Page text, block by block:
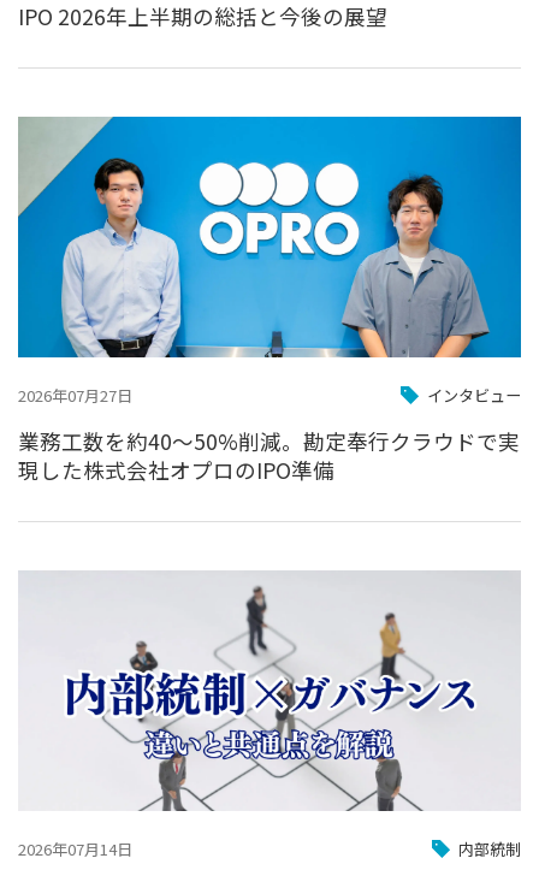
IPO 2026年上半期の総括と今後の展望
2026年07月27日 インタビュー
業務工数を約40〜50%削減。勘定奉行クラウドで実
現した株式会社オプロのIPO準備
2026年07月14日 内部統制